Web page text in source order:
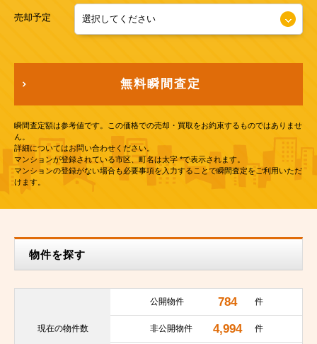
売却予定
無料瞬間査定
瞬間査定額は参考値です。この価格での売却・買取をお約束するものではありませ
ん。
詳細についてはお問い合わせください。
マンションが登録されている市区、町名は太字 *で表示されます。
マンションの登録がない場合も必要事項を入力することで瞬間査定をご利用いただ
けます。
物件を探す
現在の物件数
公開物件 784 件
非公開物件 4,994 件